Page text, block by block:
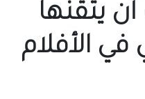
يتقنها
الأفلام